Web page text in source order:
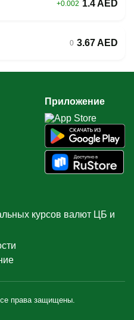
+0.002 1.4 AED
0 3.67 AED
Приложение
курсов валют ЦБ и
права защищены.